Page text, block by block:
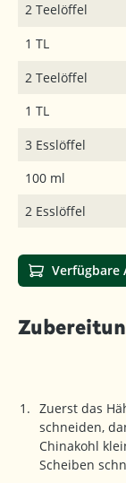
2 Teelöffel
1 TL
2 Teelöffel
1 TL
3 Esslöffel
100 ml
2 Esslöffel
Verfügbare
Zuerst das
schneiden,
Chinakohl
Scheiben